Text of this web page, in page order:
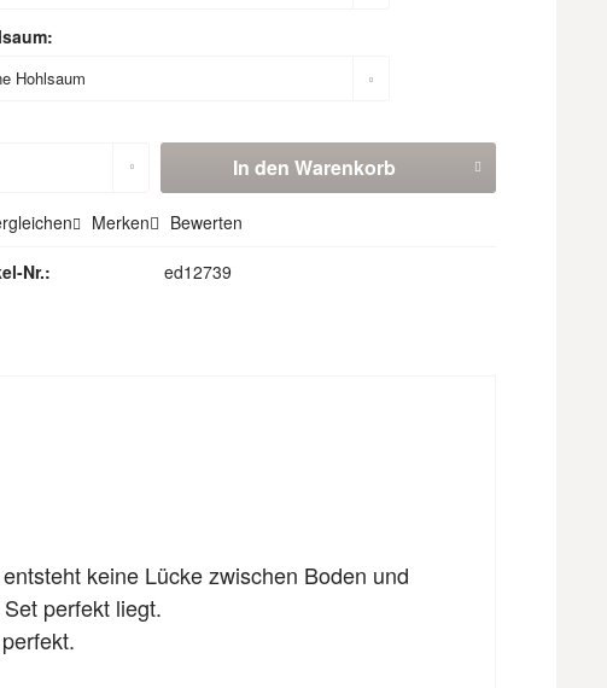
In den Warenkorb
Merken Bewerten
Nr.: ed12739
keine Lücke zwischen Boden und
perfekt liegt.